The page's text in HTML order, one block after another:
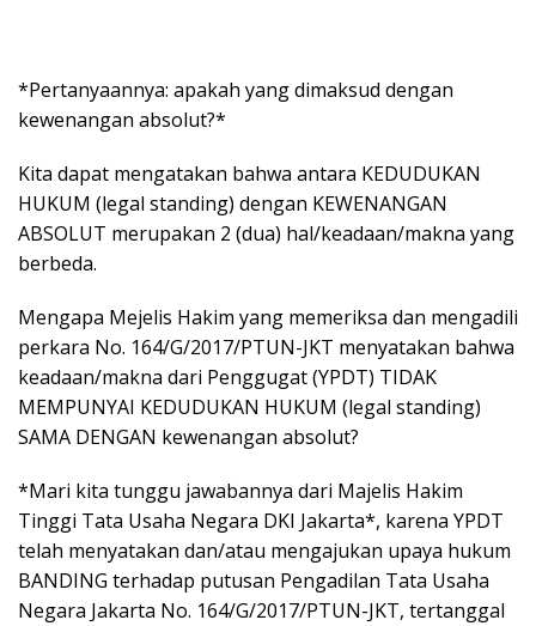
*Pertanyaannya: apakah yang dimaksud dengan
kewenangan absolut?*
Kita dapat mengatakan bahwa antara KEDUDUKAN
HUKUM (legal standing) dengan KEWENANGAN
ABSOLUT merupakan 2 (dua) hal/keadaan/makna yang
berbeda.
Mengapa Mejelis Hakim yang memeriksa dan mengadili
perkara No. 164/G/2017/PTUN-JKT menyatakan bahwa
keadaan/makna dari Penggugat (YPDT) TIDAK
MEMPUNYAI KEDUDUKAN HUKUM (legal standing)
SAMA DENGAN kewenangan absolut?
*Mari kita tunggu jawabannya dari Majelis Hakim
Tinggi Tata Usaha Negara DKI Jakarta*, karena YPDT
telah menyatakan dan/atau mengajukan upaya hukum
BANDING terhadap putusan Pengadilan Tata Usaha
Negara Jakarta No. 164/G/2017/PTUN-JKT, tertanggal